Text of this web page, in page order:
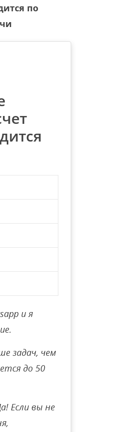
по
и я
задач, чем
до 50
Если вы не